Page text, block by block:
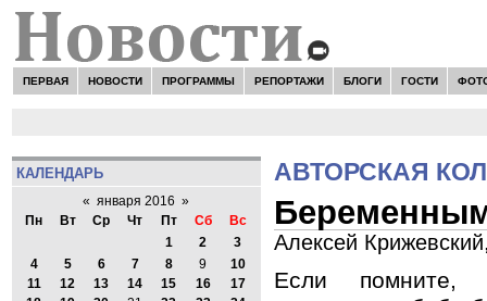
ПЕРВАЯ НОВОСТИ ПРОГРАММЫ РЕПОРТАЖИ БЛОГИ ГОСТИ
КАЛЕНДАРЬ
« января 2016 »
Пн
Вт Ср Чт Пт Сб
Вс
1
2
3
4
5 6 7 8 9
10
11
12 13 14 15 16
17
АВТОРСКАЯ
Алексей
Если